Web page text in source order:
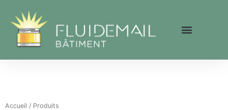
contenu
Accueil / Produits